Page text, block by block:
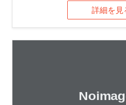
詳細を見